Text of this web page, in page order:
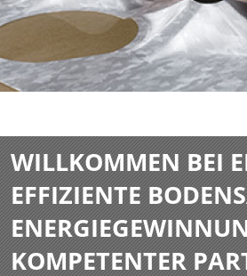
WILLKOMMEN BEI
EFFIZIENTE
KOMPETENTER